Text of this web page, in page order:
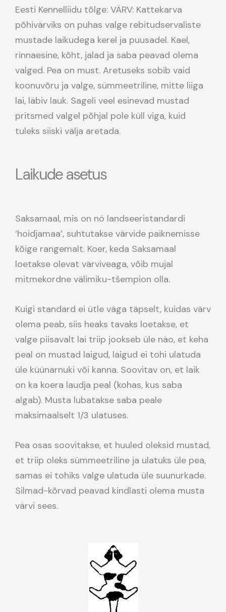
Eesti Kennelliidu tõlge: VÄRV: Kattekarva
põhivärviks on puhas valge rebitudservaliste
mustade laikudega kerel ja puusadel. Kael,
rinnaesine, kõht, jalad ja saba peavad olema
valged. Pea on must. Aretuseks sobib vaid
koonuvõru ja valge, sümmeetriline, mitte liiga
lai, läbiv lauk. Sageli veel esinevad mustad
pritsmed valgel põhjal pole küll viga, kuid
tuleks siiski välja aretada.
Laikude asetus
Saksamaal, mis on nö landseeristandardi
‘hoidjamaa’, suhtutakse värvide paiknemisse
kõige rangemalt. Koer, keda Saksamaal
loetakse olevat värviveaga, võib mujal
mitmekordne välimiku-tšempion olla.
Kuigi standard ei ütle väga täpselt, kuidas värv
olema peab, siis heaks tavaks loetakse, et
valge piisavalt lai triip jookseb üle näo, et keha
peal on mustad laigud, laigud ei tohi ulatuda
üle küünarnuki või kanna. Soovitav on, et laik
on ka koera laudja peal (kohas, kus saba
algab). Musta lubatakse saba peale
maksimaalselt 1/3 ulatuses.
Pea osas soovitakse, et huuled oleksid mustad,
et triip oleks sümmeetriline ja ulatuks üle pea,
samas ei tohiks valge ulatuda üle suunurkade.
Silmad-kõrvad peavad kindlasti olema musta
värvi sees.